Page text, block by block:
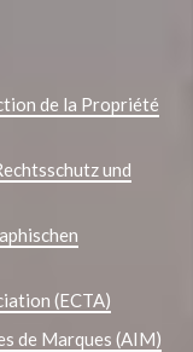
de la Propriété
und
(ECTA)
de Marques (AIM)